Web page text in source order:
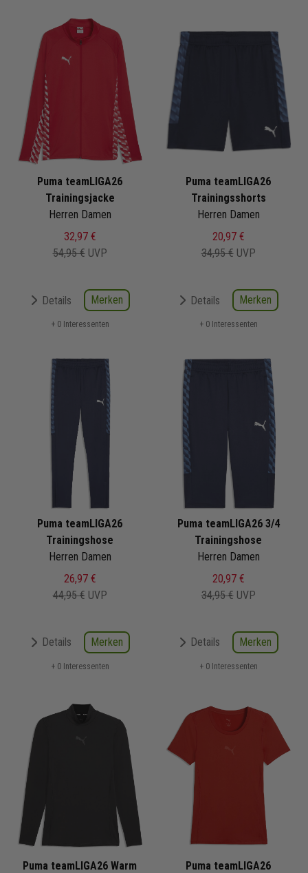
Puma teamLIGA26
Trainingsjacke
Herren Damen
32,97 €
54,95 € UVP
Details Merken
+ 0 Interessenten
Puma teamLIGA26
Trainingsshorts
Herren Damen
20,97 €
34,95 € UVP
Details Merken
+ 0 Interessenten
Puma teamLIGA26
Trainingshose
Herren Damen
26,97 €
44,95 € UVP
Details Merken
+ 0 Interessenten
Puma teamLIGA26 3/4
Trainingshose
Herren Damen
20,97 €
34,95 € UVP
Details Merken
+ 0 Interessenten
Puma teamLIGA26 Warm
Puma teamLIGA26